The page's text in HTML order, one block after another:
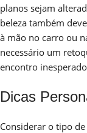
planos sejam
beleza também
à mão no carro ou
necessário um
encontro
Dicas
Considerar o tipo